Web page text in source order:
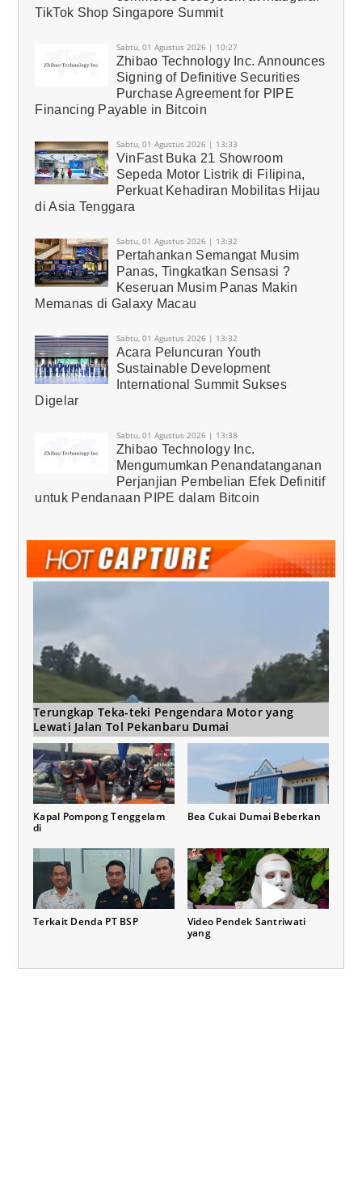
TikTok Shop Singapore Summit
Sabtu, 01 Agustus 2026 | 10:27
Zhibao Technology Inc. Announces
Signing of Definitive Securities
Purchase Agreement for PIPE
Financing Payable in Bitcoin
Sabtu, 01 Agustus 2026 | 13:33
VinFast Buka 21 Showroom
Sepeda Motor Listrik di Filipina,
Perkuat Kehadiran Mobilitas Hijau
di Asia Tenggara
Sabtu, 01 Agustus 2026 | 13:32
Pertahankan Semangat Musim
Panas, Tingkatkan Sensasi ?
Keseruan Musim Panas Makin
Memanas di Galaxy Macau
Sabtu, 01 Agustus 2026 | 13:32
Acara Peluncuran Youth
Sustainable Development
International Summit Sukses
Digelar
Sabtu, 01 Agustus 2026 | 13:38
Zhibao Technology Inc.
Mengumumkan Penandatanganan
Perjanjian Pembelian Efek Definitif
untuk Pendanaan PIPE dalam Bitcoin
Terungkap Teka-teki Pengendara Motor yang
Lewati Jalan Tol Pekanbaru Dumai
Kapal Pompong Tenggelam
di
Bea Cukai Dumai Beberkan
Terkait Denda PT BSP
Video Pendek Santriwati
yang